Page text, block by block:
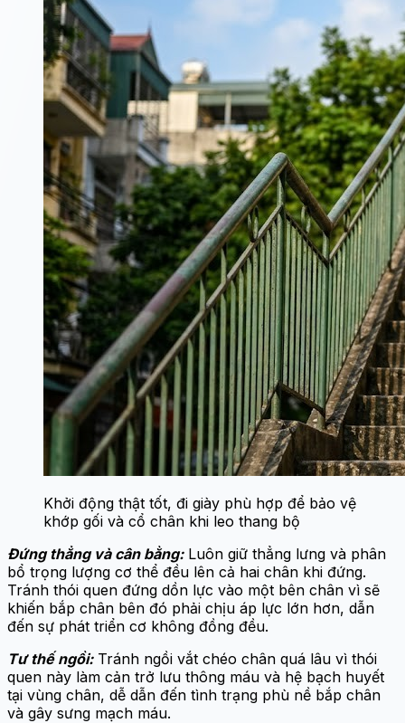
Khởi động thật tốt, đi giày phù hợp để bảo vệ
khớp gối và cổ chân khi leo thang bộ
Đứng thẳng và cân bằng:Luôn giữ thẳng lưng và phân
bổ trọng lượng cơ thể đều lên cả hai chân khi đứng.
Tránh thói quen đứng dồn lực vào một bên chân vì sẽ
khiến bắp chân bên đó phải chịu áp lực lớn hơn, dẫn
đến sự phát triển cơ không đồng đều.
Tư thế ngồi:Tránh ngồi vắt chéo chân quá lâu vì thói
quen này làm cản trở lưu thông máu và hệ bạch huyết
tại vùng chân, dễ dẫn đến tình trạng phù nề bắp chân
và gây sưng mạch máu.